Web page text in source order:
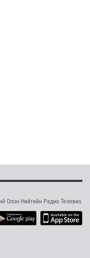
Олон Нийтийн Радио Телевиз.